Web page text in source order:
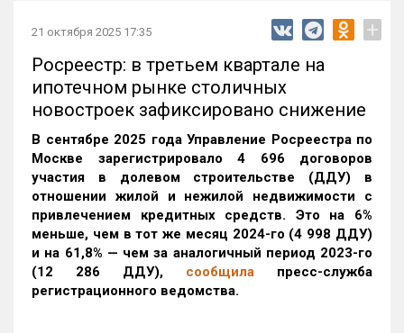
21 октября 2025 17:35 +
Росреестр: в третьем квартале на
ипотечном рынке столичных
новостроек зафиксировано снижение
В сентябре 2025 года Управление Росреестра по
Москве зарегистрировало 4 696 договоров
участия в долевом строительстве (ДДУ) в
отношении жилой и нежилой недвижимости с
привлечением кредитных средств. Это на 6%
меньше, чем в тот же месяц 2024-го (4 998 ДДУ)
и на 61,8% — чем за аналогичный период 2023-го
(12 286 ДДУ), сообщила пресс-служба
регистрационного ведомства.